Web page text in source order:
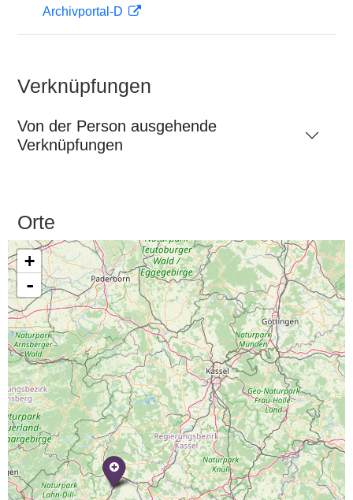
Archivportal-D
Verknüpfungen
Von der Person ausgehende
Verknüpfungen
Orte
+
-